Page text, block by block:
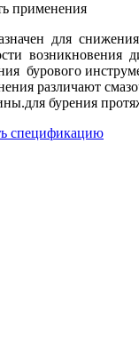
применения
для
возникновения
бурового
различают
бурения
спецификацию